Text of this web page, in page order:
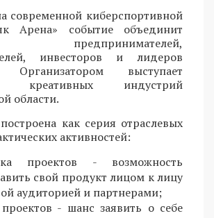
современной киберспортивной
Арена» событие объединит
предпринимателей,
инвесторов и лидеров
Организатором выступает
креативных индустрий
области.
как серия отраслевых
активностей:
проектов - возможность
свой продукт лицом к лицу
аудиторией и партнерами;
- шанс заявить о себе